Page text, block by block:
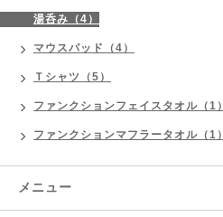
湯呑み（4）
マウスパッド（4）
Ｔシャツ（5）
ファンクションフェイスタオル（1）
ファンクションマフラータオル（1）
メニュー